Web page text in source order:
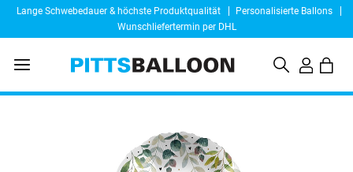
Lange Schwebedauer & höchste Produktqualität
Personalisierte Ballons
Wunschliefertermin per DHL